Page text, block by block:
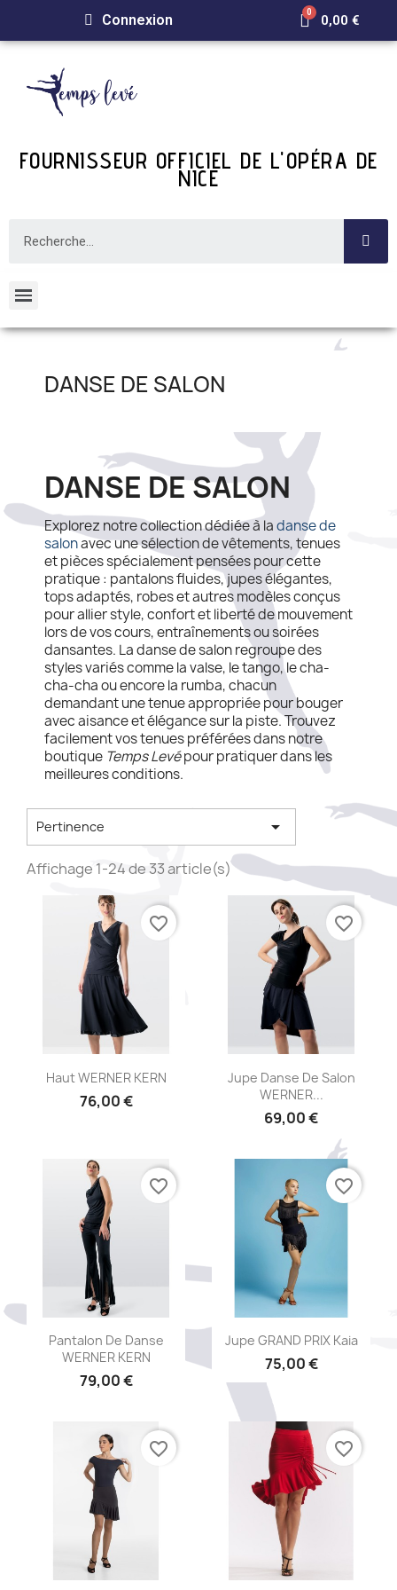
Connexion 0,00 €
FOURNISSEUR OFFICIEL DE L'OPÉRA DE
NICE
DANSE DE SALON
DANSE DE SALON
Explorez notre collection dédiée à ladanse de
salonavec une sélection de vêtements, tenues
et pièces spécialement pensées pour cette
pratique : pantalons fluides, jupes élégantes,
tops adaptés, robes et autres modèles conçus
pour allier style, confort et liberté de mouvement
lors de vos cours, entraînements ou soirées
dansantes. La danse de salon regroupe des
styles variés comme la valse, le tango, le cha-
cha-cha ou encore la rumba, chacun
demandant une tenue appropriée pour bouger
avec aisance et élégance sur la piste. Trouvez
facilement vos tenues préférées dans notre
boutique Temps Levépour pratiquer dans les
meilleures conditions.
Pertinence 
Affichage 1-24 de 33 article(s)
Aperçu rapide
Haut WERNER KERN
76,00 €
favorite_border
Aperçu rapide
Jupe Danse De Salon
WERNER...
69,00 €
favorite_border
Aperçu rapide
Pantalon De Danse
WERNER KERN
79,00 €
favorite_border
Aperçu rapide
Jupe GRAND PRIX Kaia
75,00 €
favorite_border
favorite_border favorite_border